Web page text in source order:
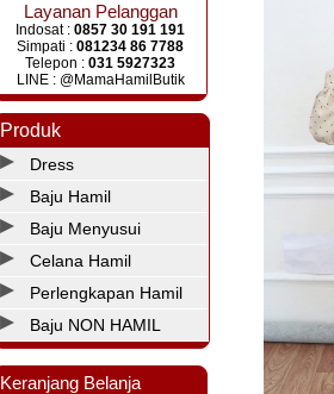
Layanan Pelanggan
Indosat : 0857 30 191 191
Simpati : 081234 86 7788
Telepon : 031 5927323
LINE : @MamaHamilButik
Produk
Dress
Baju Hamil
Baju Menyusui
Celana Hamil
Perlengkapan Hamil
Baju NON HAMIL
Keranjang Belanja